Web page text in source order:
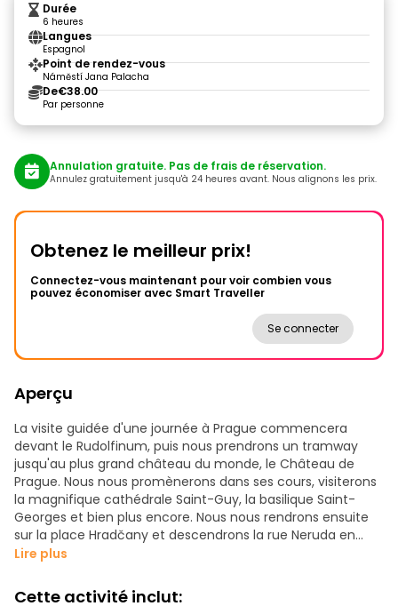
Durée
6 heures
Langues
Espagnol
Point de rendez-vous
Náměstí Jana Palacha
De€38.00
Par personne
Annulation gratuite. Pas de frais de réservation.
Annulez gratuitement jusqu'à 24 heures avant. Nous alignons les prix.
Obtenez le meilleur prix!
Connectez-vous maintenant pour voir combien vous
pouvez économiser avec Smart Traveller
Se connecter
Aperçu
La visite guidée d'une journée à Prague commencera
devant le Rudolfinum, puis nous prendrons un tramway
jusqu'au plus grand château du monde, le Château de
Prague. Nous nous promènerons dans ses cours, visiterons
la magnifique cathédrale Saint-Guy, la basilique Saint-
Georges et bien plus encore. Nous nous rendrons ensuite
sur la place Hradčany et descendrons la rue Neruda en
direction de Malá Strana. Nous visiterons l'île de Kampa, le
pont Charles. Une galerie d'art en plein air.
Lire plus
Cette activité inclut: